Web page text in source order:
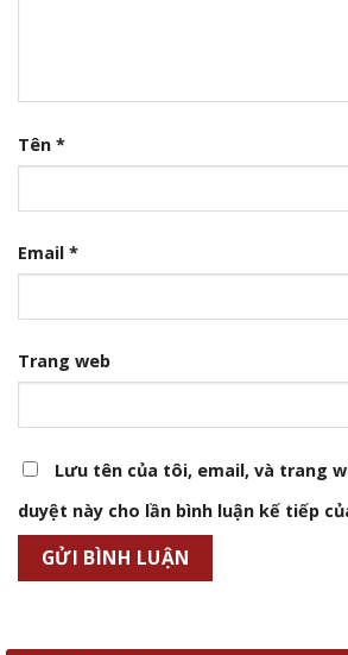
Tên *
Email *
Trang web
Lưu tên của tôi, email, và trang
duyệt này cho lần bình luận kế tiếp